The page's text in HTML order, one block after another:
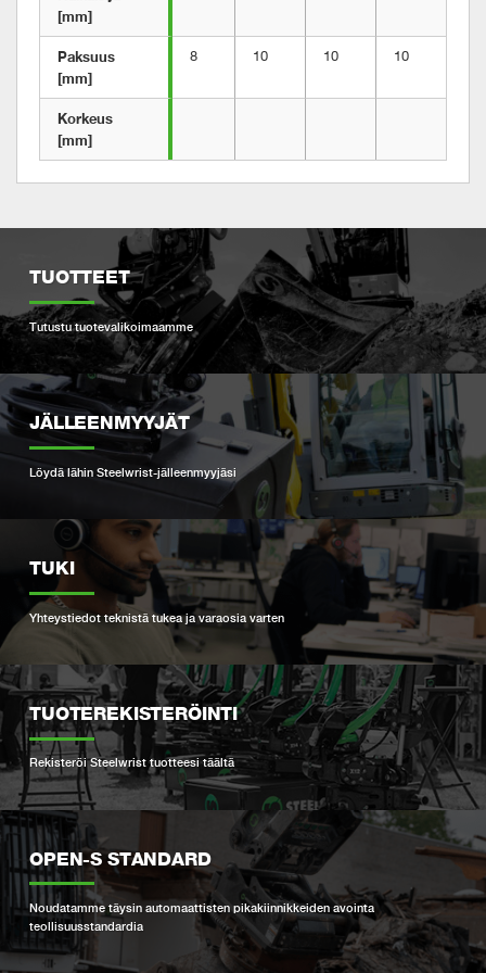
[mm]
Paksuus
[mm]
8 10 10 10
Korkeus
[mm]
TUOTTEET
Tutustu tuotevalikoimaamme
JÄLLEENMYYJÄT
Löydä lähin Steelwrist-jälleenmyyjäsi
TUKI
Yhteystiedot teknistä tukea ja varaosia varten
TUOTEREKISTERÖINTI
Rekisteröi Steelwrist tuotteesi täältä
OPEN-S STANDARD
Noudatamme täysin automaattisten pikakiinnikkeiden avointa
teollisuusstandardia